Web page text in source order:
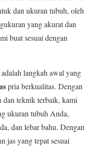
dan ukuran tubuh, oleh
yang akurat dan
buat sesuai dengan
langkah awal yang
pria berkualitas. Dengan
dan teknik terbaik, kami
ukuran tubuh Anda,
dan lebar bahu. Dengan
jas yang tepat sesuai